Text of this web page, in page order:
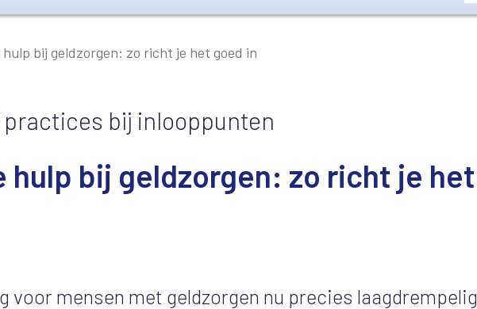
hulp bij geldzorgen: zo richt je het goed in
practices bij inlooppunten
hulp bij geldzorgen: zo richt je het
voor mensen met geldzorgen nu precies